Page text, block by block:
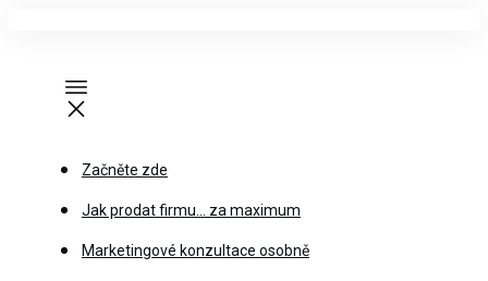
Začněte zde
Jak prodat firmu… za maximum
Marketingové konzultace osobně